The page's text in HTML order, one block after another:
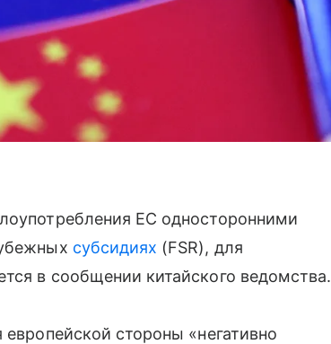
ЕС односторонними
субсидиях (FSR), для
в сообщении китайского ведомства.
стороны «негативно